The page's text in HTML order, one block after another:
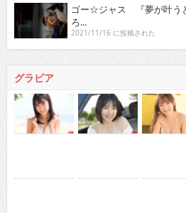
ゴー☆ジャス 『夢が叶う
ろ...
2021/11/16 に投稿された
グラビア